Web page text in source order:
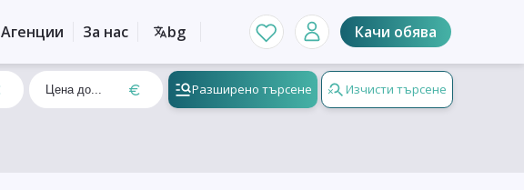
Агенции За нас bg Качи обява
Разширено търсене Изчисти търсене